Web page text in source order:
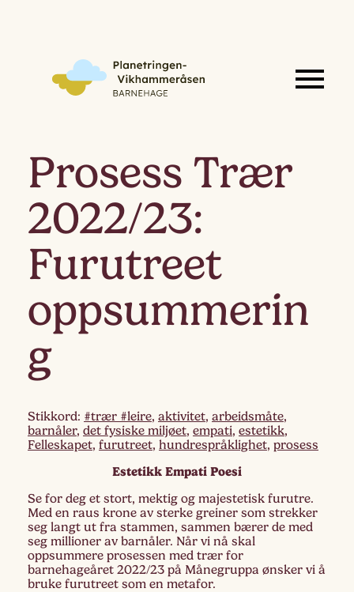
Prosess Trær
2022/23:
Furutreet
oppsummerin
g
Stikkord: #trær #leire, aktivitet, arbeidsmåte,
barnåler, det fysiske miljøet, empati, estetikk,
Felleskapet, furutreet, hundrespråklighet, prosess
Estetikk Empati Poesi
Se for deg et stort, mektig og majestetisk furutre.
Med en raus krone av sterke greiner som strekker
seg langt ut fra stammen, sammen bærer de med
seg millioner av barnåler. Når vi nå skal
oppsummere prosessen med trær for
barnehageåret 2022/23 på Månegruppa ønsker vi å
bruke furutreet som en metafor.